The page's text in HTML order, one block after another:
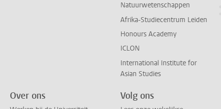
Natuurwetenschappen
Afrika-Studiecentrum Leiden
Honours Academy
ICLON
International Institute for
Asian Studies
Over ons Volg ons